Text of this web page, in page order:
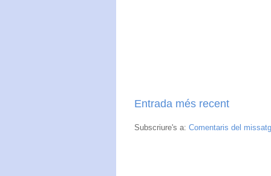
Entrada més recent
Subscriure's a: Comentaris del